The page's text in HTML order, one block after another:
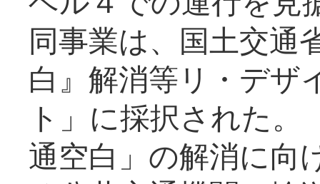
同事業は、国土交通
白』解消等リ・デザ
ト」に採択された
通空白」の解消に向